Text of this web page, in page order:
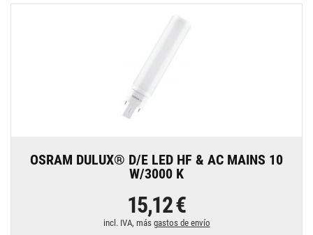
OSRAM DULUX® D/E LED HF & AC MAINS 10
W/3000 K
15,12 €
incl. IVA, más gastos de envío